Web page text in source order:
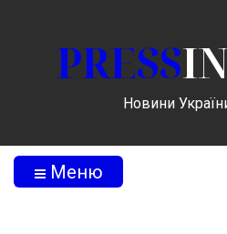
PRESS
Новини
Меню